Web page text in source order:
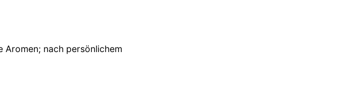
Aromen; nach persönlichem